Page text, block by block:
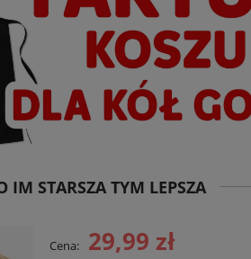
IM STARSZA TYM LEPSZA
Cena: 29,99 zł